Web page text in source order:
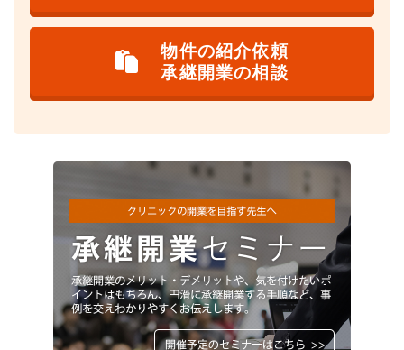
物件の紹介依頼
承継開業の相談